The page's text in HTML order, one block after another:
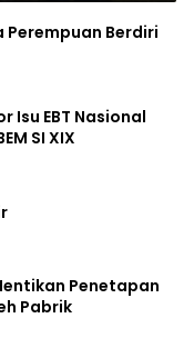
Perempuan Berdiri
Isu EBT Nasional
SI XIX
Penetapan
Pabrik